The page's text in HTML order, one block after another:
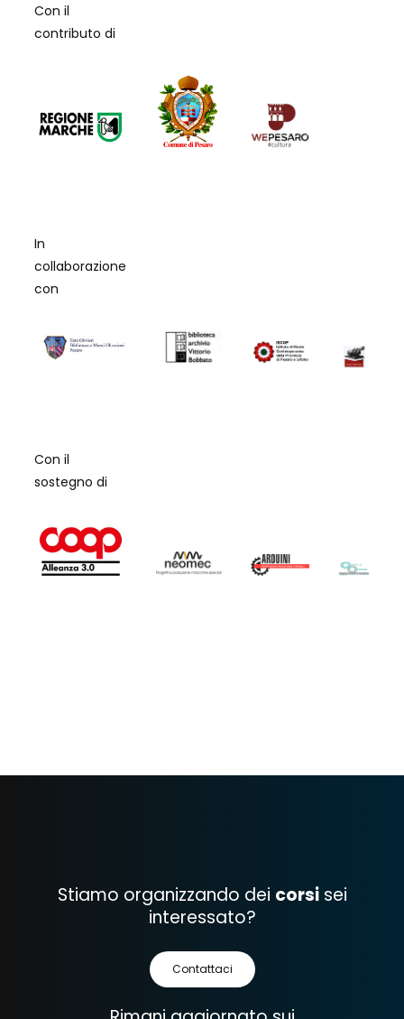
Con il
contributo di
In
collaborazione
con
Con il
sostegno di
Stiamo organizzando dei corsisei
interessato?
Contattaci